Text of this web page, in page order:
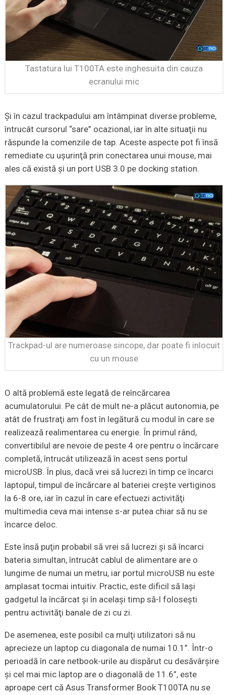
Tastatura lui T100TA este inghesuita din cauza
ecranului mic
Şi în cazul trackpadului am întâmpinat diverse probleme,
întrucât cursorul “sare” ocazional, iar în alte situaţii nu
răspunde la comenzile de tap. Aceste aspecte pot fi însă
remediate cu uşurinţă prin conectarea unui mouse, mai
ales că există şi un port USB 3.0 pe docking station.
Trackpad-ul are numeroase sincope, dar poate fi inlocuit
cu un mouse
O altă problemă este legată de reîncărcarea
acumulatorului. Pe cât de mult ne-a plăcut autonomia, pe
atât de frustraţi am fost în legătură cu modul în care se
realizează realimentarea cu energie. În primul rând,
convertibilul are nevoie de peste 4 ore pentru o încărcare
completă, întrucât utilizează în acest sens portul
microUSB. În plus, dacă vrei să lucrezi în timp ce încarci
laptopul, timpul de încărcare al bateriei creşte vertiginos
la 6-8 ore, iar în cazul în care efectuezi activităţi
multimedia ceva mai intense s-ar putea chiar să nu se
încarce deloc.
Este însă puţin probabil să vrei să lucrezi şi să încarci
bateria simultan, întrucât cablul de alimentare are o
lungime de numai un metru, iar portul microUSB nu este
amplasat tocmai intuitiv. Practic, este dificil să laşi
gadgetul la încărcat şi în acelaşi timp să-l foloseşti
pentru activităţi banale de zi cu zi.
De asemenea, este posibil ca mulţi utilizatori să nu
aprecieze un laptop cu diagonala de numai 10.1”. Într-o
perioadă în care netbook-urile au dispărut cu desăvârşire
şi cel mai mic laptop are o diagonală de 11.6”, este
aproape cert că Asus Transformer Book T100TA nu se